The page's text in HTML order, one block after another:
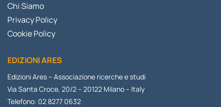
Chi Siamo
Privacy Policy
Cookie Policy
EDIZIONI ARES
Edizioni Ares – Associazione ricerche e studi
Via Santa Croce, 20/2 – 20122 Milano – Italy
Telefono: 02 8277 0632